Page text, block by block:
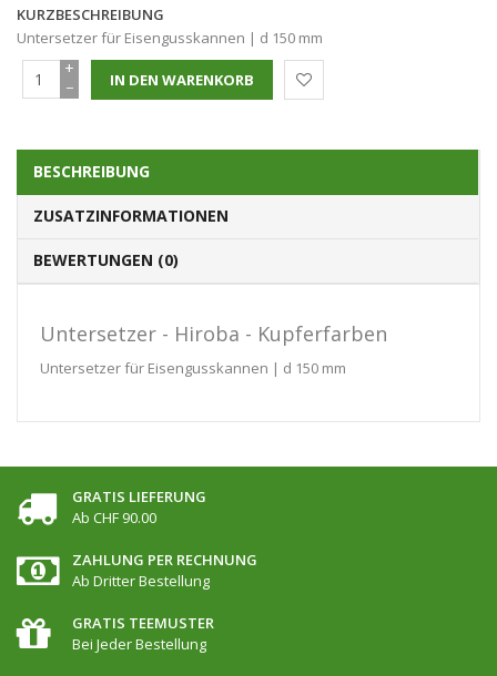
KURZBESCHREIBUNG
Untersetzer für Eisengusskannen | d 150 mm
−
+
BESCHREIBUNG
ZUSATZINFORMATIONEN
BEWERTUNGEN (0)
Untersetzer - Hiroba - Kupferfarben
Untersetzer für Eisengusskannen | d 150 mm
GRATIS LIEFERUNG
Ab CHF 90.00
ZAHLUNG PER RECHNUNG
Ab Dritter Bestellung
GRATIS TEEMUSTER
Bei Jeder Bestellung